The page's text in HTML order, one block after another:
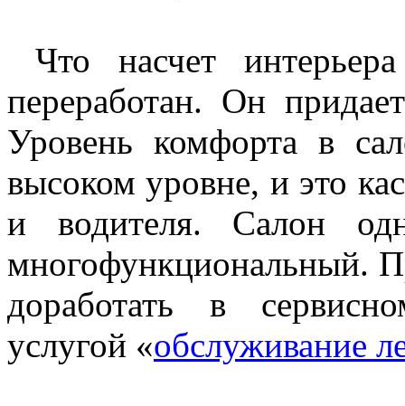
Что насчет
переработан. Он
Уровень комфорта в
высоком уровне, и это
и водителя. Салон
многофункциональный.
доработать в
услугой «обслуживание